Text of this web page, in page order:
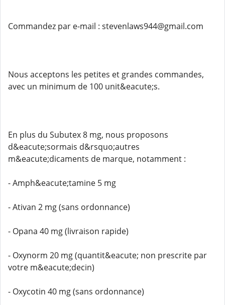
Commandez par e-mail : stevenlaws944@gmail.com
Nous acceptons les petites et grandes commandes,
avec un minimum de 100 unit&eacute;s.
En plus du Subutex 8 mg, nous proposons
d&eacute;sormais d&rsquo;autres
m&eacute;dicaments de marque, notamment :
- Amph&eacute;tamine 5 mg
- Ativan 2 mg (sans ordonnance)
- Opana 40 mg (livraison rapide)
- Oxynorm 20 mg (quantit&eacute; non prescrite par
votre m&eacute;decin)
- Oxycotin 40 mg (sans ordonnance)